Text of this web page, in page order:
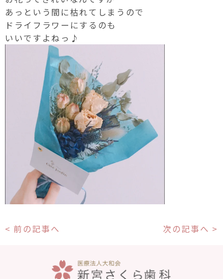
あっという間に枯れてしまうので
ドライフラワーにするのも
いいですよねっ♪
< 前の記事へ 次の記事へ >